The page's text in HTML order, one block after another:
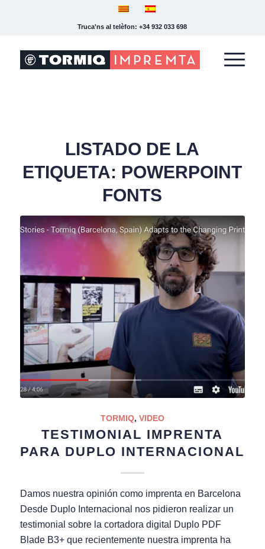
Truca'ns al telèfon: +34 932 033 698
LISTADO DE LA
ETIQUETA: POWERPOINT
FONTS
TORMIQ, VIDEO
TESTIMONIAL IMPRENTA
PARA DUPLO INTERNACIONAL
Damos nuestra opinión como imprenta en Barcelona
Desde Duplo Internacional nos pidieron realizar un
testimonial sobre la cortadora digital Duplo PDF
Blade B3+ que recientemente nuestra imprenta ha